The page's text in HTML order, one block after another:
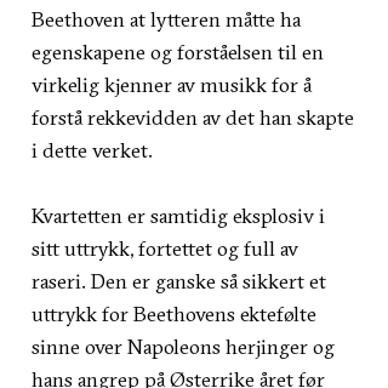
Beethoven at lytteren måtte ha
egenskapene og forståelsen til en
virkelig kjenner av musikk for å
forstå rekkevidden av det han skapte
i dette verket.
Kvartetten er samtidig eksplosiv i
sitt uttrykk, fortettet og full av
raseri. Den er ganske så sikkert et
uttrykk for Beethovens ektefølte
sinne over Napoleons herjinger og
hans angrep på Østerrike året før